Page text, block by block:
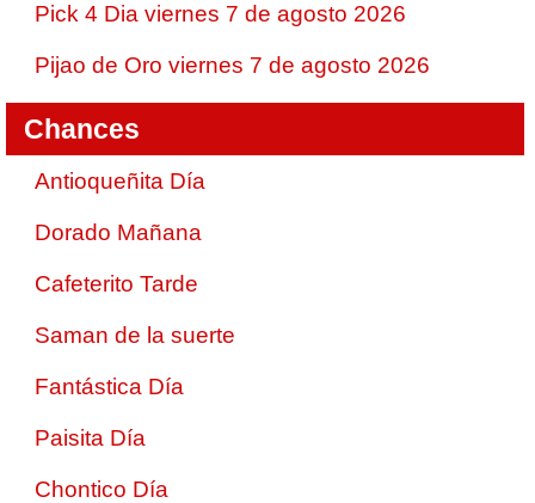
Pick 4 Dia viernes 7 de agosto 2026
Pijao de Oro viernes 7 de agosto 2026
Chances
Antioqueñita Día
Dorado Mañana
Cafeterito Tarde
Saman de la suerte
Fantástica Día
Paisita Día
Chontico Día